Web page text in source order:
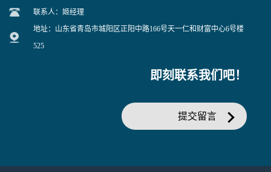
联系人：姬经理
地址：山东省青岛市城阳区正阳中路166号天一仁和财富中心6号楼
525
即刻联系我们吧！
提交留言